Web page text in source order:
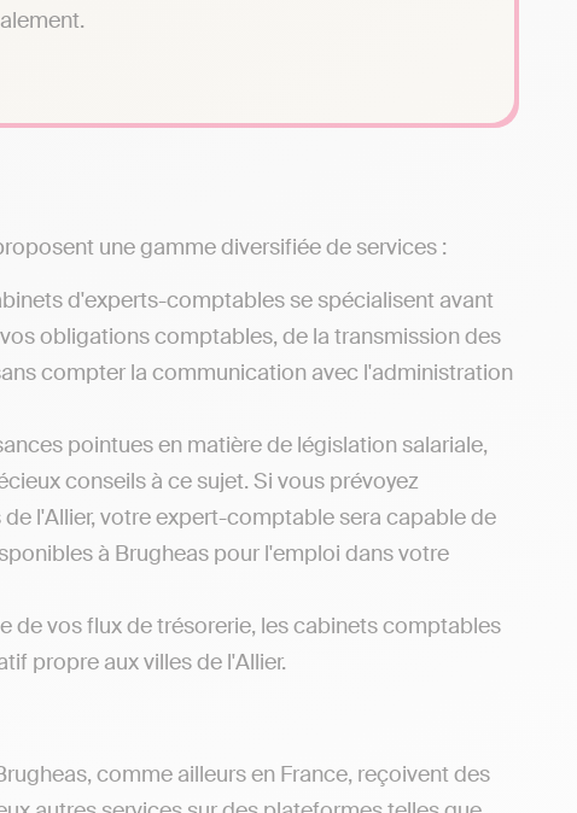
une gamme diversifiée de services :
d'experts-comptables se spécialisent avant
obligations comptables, de la transmission des
compter la communication avec l'administration
pointues en matière de législation salariale,
conseils à ce sujet. Si vous prévoyez
l'Allier, votre expert-comptable sera capable de
à Brugheas pour l'emploi dans votre
de vos flux de trésorerie, les cabinets comptables
propre aux villes de l'Allier.
comme ailleurs en France, reçoivent des